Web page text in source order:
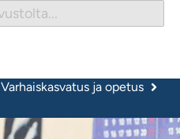
Varhaiskasvatus ja opetus